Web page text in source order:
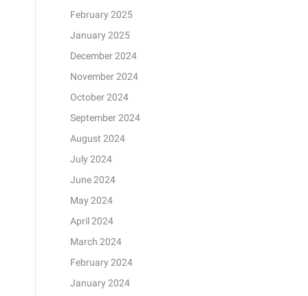
February 2025
January 2025
December 2024
November 2024
October 2024
September 2024
August 2024
July 2024
June 2024
May 2024
April 2024
March 2024
February 2024
January 2024